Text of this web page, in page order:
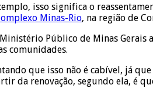
isso significa o
Minas-Rio, na região de
Público de Minas
comunidades.
que isso não é cabível, já
da renovação, segundo ela, é